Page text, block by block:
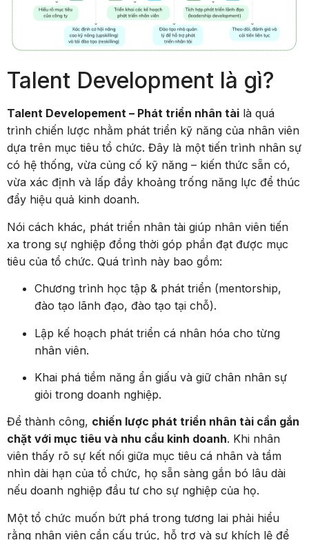
Talent Development là gì?
Talent Developement – Phát triển nhân tài là quá
trình chiến lược nhằm phát triển kỹ năng của nhân viên
dựa trên mục tiêu tổ chức. Đây là một tiến trình nhân sự
có hệ thống, vừa củng cố kỹ năng – kiến thức sẵn có,
vừa xác định và lấp đầy khoảng trống năng lực để thúc
đẩy hiệu quả kinh doanh.
Nói cách khác, phát triển nhân tài giúp nhân viên tiến
xa trong sự nghiệp đồng thời góp phần đạt được mục
tiêu của tổ chức. Quá trình này bao gồm:
Chương trình học tập & phát triển (mentorship,
đào tạo lãnh đạo, đào tạo tại chỗ).
Lập kế hoạch phát triển cá nhân hóa cho từng
nhân viên.
Khai phá tiềm năng ẩn giấu và giữ chân nhân sự
giỏi trong doanh nghiệp.
Để thành công, chiến lược phát triển nhân tài cần gắn
chặt với mục tiêu và nhu cầu kinh doanh . Khi nhân
viên thấy rõ sự kết nối giữa mục tiêu cá nhân và tầm
nhìn dài hạn của tổ chức, họ sẵn sàng gắn bó lâu dài
nếu doanh nghiệp đầu tư cho sự nghiệp của họ.
Một tổ chức muốn bứt phá trong tương lai phải hiểu
rằng nhân viên cần cấu trúc, hỗ trợ và sự khích lệ để